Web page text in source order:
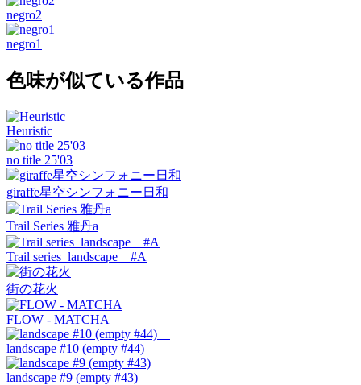
negro2
negro1
色味が似ている作品
Heuristic
no title 25'03
giraffe星空シンフォニー日和
Trail Series 雅丹a
Trail series landscape #A
街の花火
FLOW - MATCHA
landscape #10 (empty #44)
landscape #9 (empty #43)